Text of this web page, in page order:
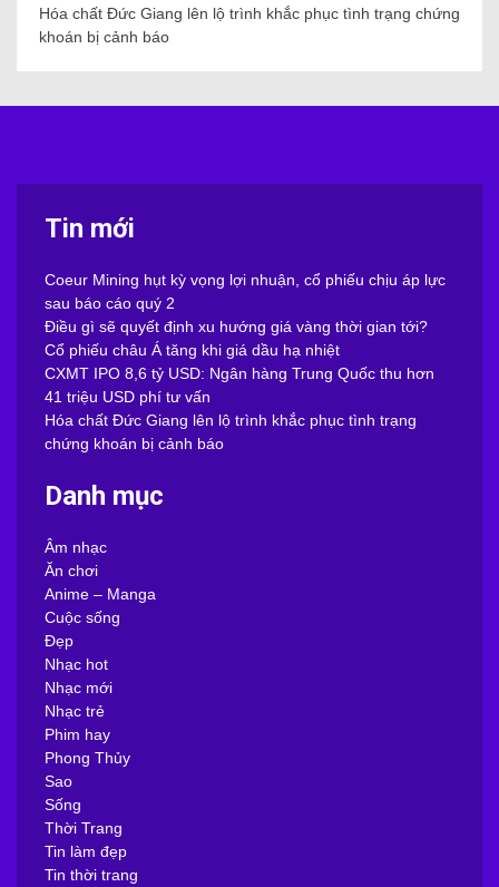
Hóa chất Đức Giang lên lộ trình khắc phục tình trạng chứng
khoán bị cảnh báo
Tin mới
Coeur Mining hụt kỳ vọng lợi nhuận, cổ phiếu chịu áp lực
sau báo cáo quý 2
Điều gì sẽ quyết định xu hướng giá vàng thời gian tới?
Cổ phiếu châu Á tăng khi giá dầu hạ nhiệt
CXMT IPO 8,6 tỷ USD: Ngân hàng Trung Quốc thu hơn
41 triệu USD phí tư vấn
Hóa chất Đức Giang lên lộ trình khắc phục tình trạng
chứng khoán bị cảnh báo
Danh mục
Âm nhạc
Ăn chơi
Anime – Manga
Cuộc sống
Đẹp
Nhạc hot
Nhạc mới
Nhạc trẻ
Phim hay
Phong Thủy
Sao
Sống
Thời Trang
Tin làm đẹp
Tin thời trang